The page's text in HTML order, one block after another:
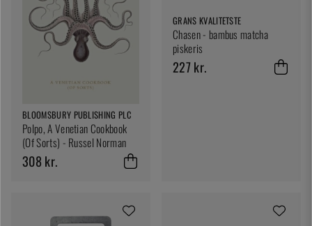
BLOOMSBURY PUBLISHING PLC
Polpo, A Venetian Cookbook
(Of Sorts) - Russel Norman
308 kr.
GRANS KVALITETSTE
Chasen - bambus matcha
piskeris
227 kr.